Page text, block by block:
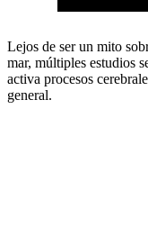
Lejos de ser un mito
mar, múltiples estudios
activa procesos
general.